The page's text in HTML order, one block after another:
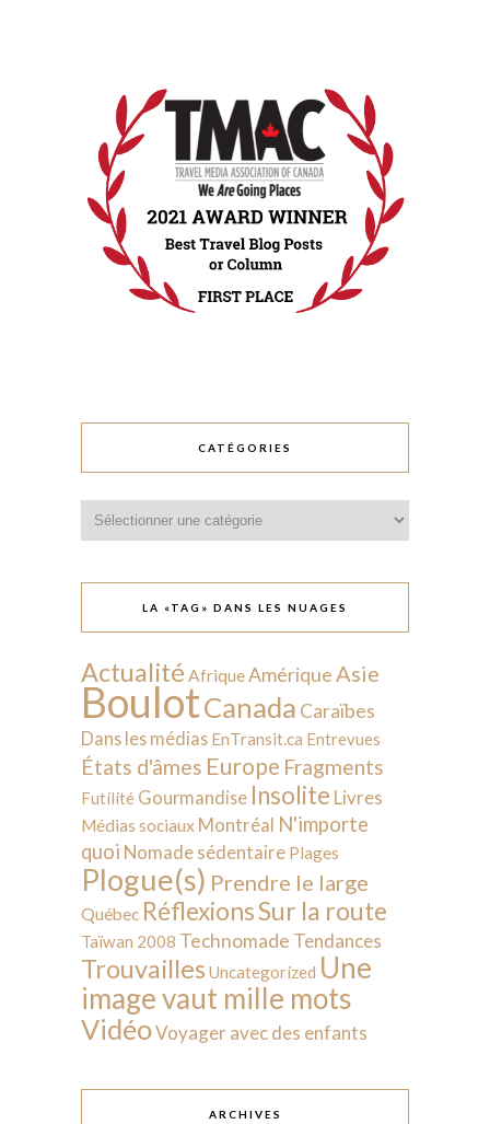
CATÉGORIES
LA «TAG» DANS LES NUAGES
Actualité AfriqueAmériqueAsie
BoulotCanada Caraïbes
Dans les médias EnTransit.ca Entrevues
États d'âmes Europe Fragments
Futilité Gourmandise Insolite Livres
Médias sociaux Montréal N'importe
quoi Nomade sédentaire Plages
Plogue(s) Prendre le large
Québec RéflexionsSur la route
Taïwan 2008 Technomade Tendances
Trouvailles Uncategorized Une
image vaut mille mots
VidéoVoyager avec des enfants
ARCHIVES